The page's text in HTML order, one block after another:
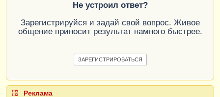
Не устроил ответ?
Зарегистрируйся и задай свой вопрос. Живое
общение приносит результат намного быстрее.
ЗАРЕГИСТРИРОВАТЬСЯ
Реклама